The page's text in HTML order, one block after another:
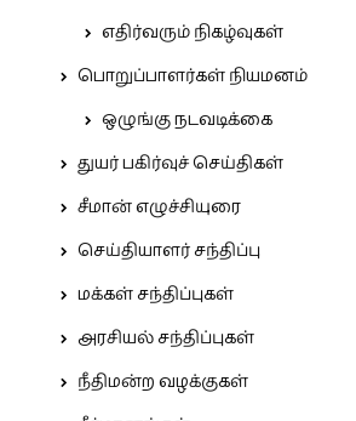
எதிர்வரும் நிகழ்வுகள்
பொறுப்பாளர்கள் நியமனம்
ஒழுங்கு நடவடிக்கை
துயர் பகிர்வுச் செய்திகள்
சீமான் எழுச்சியுரை
செய்தியாளர் சந்திப்பு
மக்கள் சந்திப்புகள்
அரசியல் சந்திப்புகள்
நீதிமன்ற வழக்குகள்